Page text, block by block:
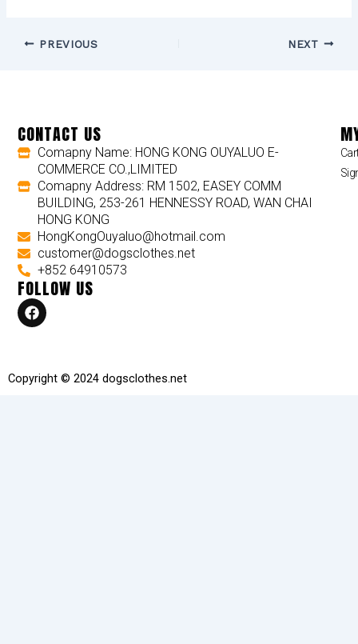
PREVIOUS NEXT
CONTACT US
Comapny Name: HONG KONG OUYALUO E-
COMMERCE CO.,LIMITED
Comapny Address: RM 1502, EASEY COMM
BUILDING, 253-261 HENNESSY ROAD, WAN CHAI
HONG KONG
HongKongOuyaluo@hotmail.com
customer@dogsclothes.net
+852 64910573
FOLLOW US
F
a
c
o
o
Copyright © 2024 dogsclothes.net